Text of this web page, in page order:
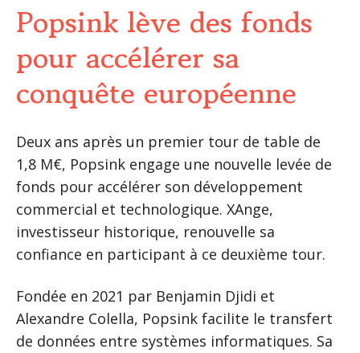
Popsink lève des fonds
pour accélérer sa
conquête européenne
Deux ans après un premier tour de table de
1,8 M€, Popsink engage une nouvelle levée de
fonds pour accélérer son développement
commercial et technologique. XAnge,
investisseur historique, renouvelle sa
confiance en participant à ce deuxième tour.
Fondée en 2021 par Benjamin Djidi et
Alexandre Colella, Popsink facilite le transfert
de données entre systèmes informatiques. Sa